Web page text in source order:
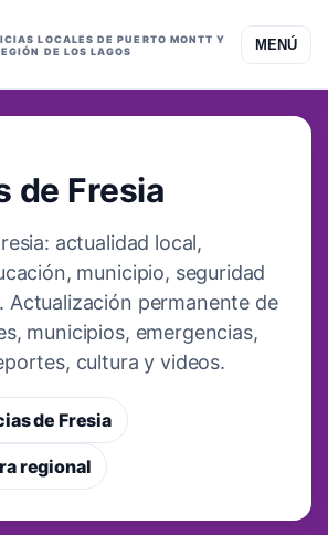
LOCALES DE PUERTO MONTT Y
DE LOS LAGOS
MENÚ
de Fresia
actualidad local,
municipio, seguridad
Actualización permanente de
municipios, emergencias,
cultura y videos.
de Fresia
regional